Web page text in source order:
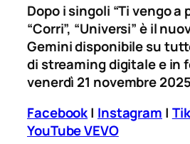
Dopo i singoli “Ti vengo a
“Corri”, “Universi” è il
Gemini disponibile su
di streaming digitale e in
venerdì 21 novembre
Facebook| Instagram |
YouTube VEVO